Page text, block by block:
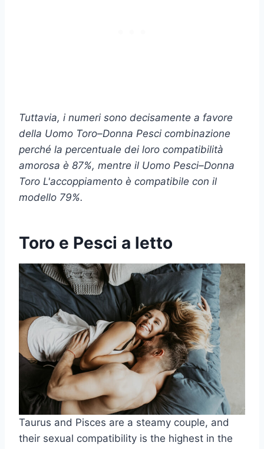
Tuttavia, i numeri sono decisamente a favore
della Uomo Toro–Donna Pesci combinazione
perché la percentuale dei loro compatibilità
amorosa è 87%, mentre il Uomo Pesci–Donna
Toro L'accoppiamento è compatibile con il
modello 79%.
Toro e Pesci a letto
Taurus and Pisces are a steamy couple, and
their sexual compatibility is the highest in the